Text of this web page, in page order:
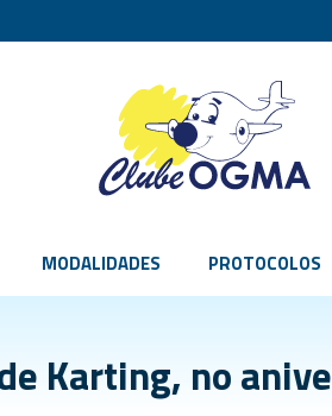
MODALIDADES PROTOCOLOS
Karting, no